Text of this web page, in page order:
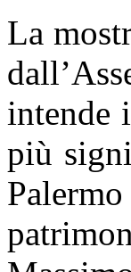
La
intende
più